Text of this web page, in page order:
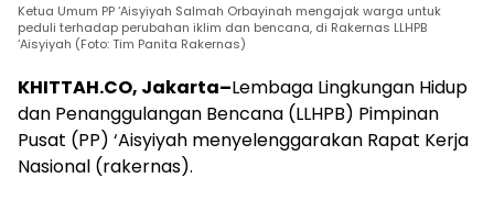
Ketua Umum PP ‘Aisyiyah Salmah Orbayinah mengajak warga untuk
peduli terhadap perubahan iklim dan bencana, di Rakernas LLHPB
‘Aisyiyah (Foto: Tim Panita Rakernas)
KHITTAH.CO, Jakarta–Lembaga Lingkungan Hidup
dan Penanggulangan Bencana (LLHPB) Pimpinan
Pusat (PP) ‘Aisyiyah menyelenggarakan Rapat Kerja
Nasional (rakernas).